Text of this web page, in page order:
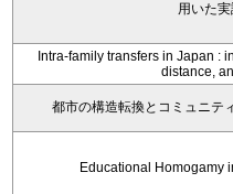
用いた
Intra-family transfers in Japan :
distance,
都市の構造転換とコミュニテ
Educational Homogamy